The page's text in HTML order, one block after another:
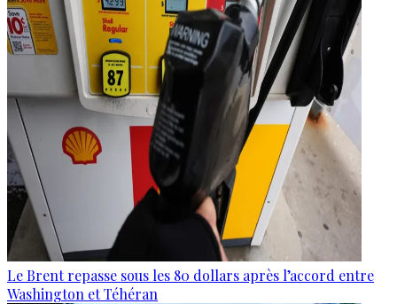
Le Brent repasse sous les 80 dollars après l’accord entre
Washington et Téhéran